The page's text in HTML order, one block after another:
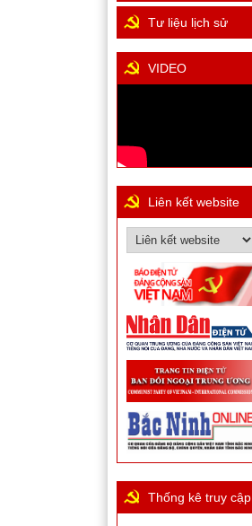
Tư liệu lịch sử
VIDEO
Liên kết website
Thống kê truy cập